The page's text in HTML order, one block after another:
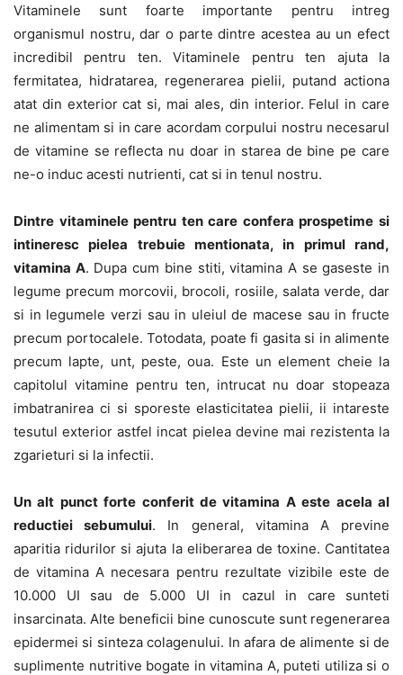
Vitaminele sunt foarte importante pentru intreg
organismul nostru, dar o parte dintre acestea au un efect
incredibil pentru ten. Vitaminele pentru ten ajuta la
fermitatea, hidratarea, regenerarea pielii, putand actiona
atat din exterior cat si, mai ales, din interior. Felul in care
ne alimentam si in care acordam corpului nostru necesarul
de vitamine se reflecta nu doar in starea de bine pe care
ne-o induc acesti nutrienti, cat si in tenul nostru.
Dintre vitaminele pentru ten care confera prospetime si
intineresc pielea trebuie mentionata, in primul rand,
vitamina A. Dupa cum bine stiti, vitamina A se gaseste in
legume precum morcovii, brocoli, rosiile, salata verde, dar
si in legumele verzi sau in uleiul de macese sau in fructe
precum portocalele. Totodata, poate fi gasita si in alimente
precum lapte, unt, peste, oua. Este un element cheie la
capitolul vitamine pentru ten, intrucat nu doar stopeaza
imbatranirea ci si sporeste elasticitatea pielii, ii intareste
tesutul exterior astfel incat pielea devine mai rezistenta la
zgarieturi si la infectii.
Un alt punct forte conferit de vitamina A este acela al
reductiei sebumului. In general, vitamina A previne
aparitia ridurilor si ajuta la eliberarea de toxine. Cantitatea
de vitamina A necesara pentru rezultate vizibile este de
10.000 UI sau de 5.000 UI in cazul in care sunteti
insarcinata. Alte beneficii bine cunoscute sunt regenerarea
epidermei si sinteza colagenului. In afara de alimente si de
suplimente nutritive bogate in vitamina A, puteti utiliza si o